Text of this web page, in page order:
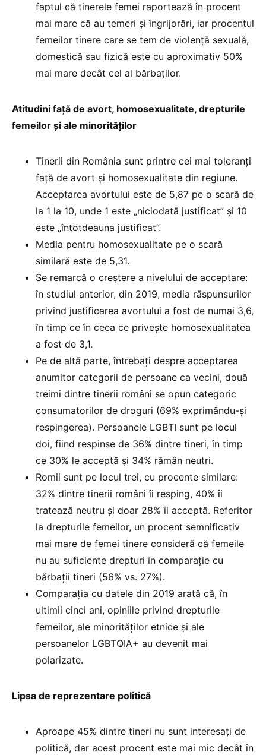
faptul că tinerele femei raportează în procent
mai mare că au temeri și îngrijorări, iar procentul
femeilor tinere care se tem de violență sexuală,
domestică sau fizică este cu aproximativ 50%
mai mare decât cel al bărbaților.
Atitudini față de avort, homosexualitate, drepturile
femeilor și ale minorităților
Tinerii din România sunt printre cei mai toleranți
față de avort și homosexualitate din regiune.
Acceptarea avortului este de 5,87 pe o scară de
la 1 la 10, unde 1 este „niciodată justificat” și 10
este „întotdeauna justificat”.
Media pentru homosexualitate pe o scară
similară este de 5,31.
Se remarcă o creștere a nivelului de acceptare:
în studiul anterior, din 2019, media răspunsurilor
privind justificarea avortului a fost de numai 3,6,
în timp ce în ceea ce privește homosexualitatea
a fost de 3,1.
Pe de altă parte, întrebați despre acceptarea
anumitor categorii de persoane ca vecini, două
treimi dintre tinerii români se opun categoric
consumatorilor de droguri (69% exprimându-și
respingerea). Persoanele LGBTI sunt pe locul
doi, fiind respinse de 36% dintre tineri, în timp
ce 30% le acceptă și 34% rămân neutri.
Romii sunt pe locul trei, cu procente similare:
32% dintre tinerii români îi resping, 40% îi
tratează neutru și doar 28% îi acceptă. Referitor
la drepturile femeilor, un procent semnificativ
mai mare de femei tinere consideră că femeile
nu au suficiente drepturi în comparație cu
bărbații tineri (56% vs. 27%).
Comparația cu datele din 2019 arată că, în
ultimii cinci ani, opiniile privind drepturile
femeilor, ale minorităților etnice și ale
persoanelor LGBTQIA+ au devenit mai
polarizate.
Lipsa de reprezentare politică
Aproape 45% dintre tineri nu sunt interesați de
politică, dar acest procent este mai mic decât în